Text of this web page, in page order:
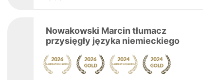
Nowakowski Marcin tłumacz
przysięgły języka niemieckiego